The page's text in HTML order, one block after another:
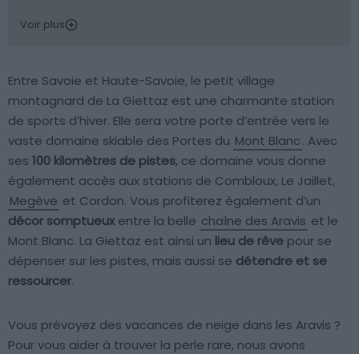
Voir plus
Entre Savoie et Haute-Savoie, le petit village
montagnard de La Giettaz est une charmante station
de sports d’hiver. Elle sera votre porte d’entrée vers le
vaste domaine skiable des Portes du Mont Blanc. Avec
ses 100 kilomètres de pistes, ce domaine vous donne
également accès aux stations de Combloux, Le Jaillet,
Megève et Cordon. Vous profiterez également d’un
décor somptueuxentre la belle chaîne des Aravis et le
Mont Blanc. La Giettaz est ainsi un lieu de rêve pour se
dépenser sur les pistes, mais aussi se détendre et se
ressourcer.
Vous prévoyez des vacances de neige dans les Aravis ?
Pour vous aider à trouver la perle rare, nous avons